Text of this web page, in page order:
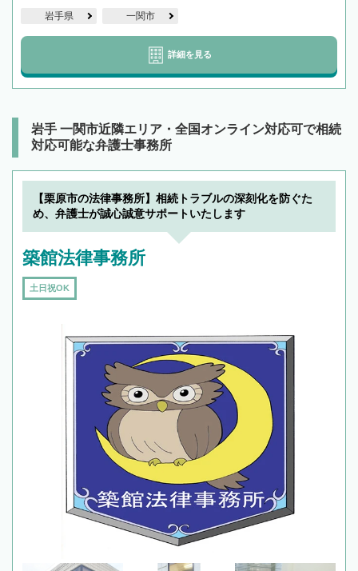
岩手県 一関市
詳細を見る
岩手 一関市近隣エリア・全国オンライン対応可で相続
対応可能な弁護士事務所
【栗原市の法律事務所】相続トラブルの深刻化を防ぐた
め、弁護士が誠心誠意サポートいたします
築館法律事務所
土日祝OK